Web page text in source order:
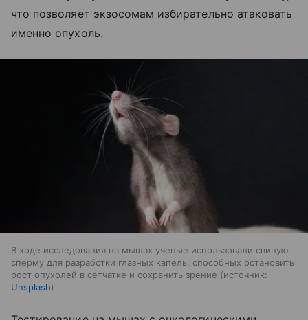
что позволяет экзосомам избирательно атаковать
именно опухоль.
В ходе исследования на мышах ученые использовали свиную
сперму для разработки глазных капель, способных остановить
рост опухолей в сетчатке и сохранить зрение
источник:
Unsplash